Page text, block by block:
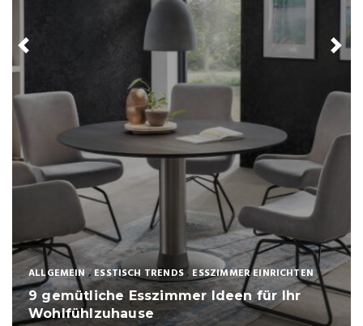
ESSTISCHE
Neu im Sortiment: Die exklusiven
Luxustische von Kamphil